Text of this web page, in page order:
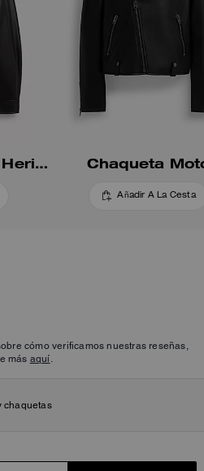
Chaqueta Blouson Heritage C Recortada Chaqueta
Añadir A La Cesta
cómo verificamos nuestras reseñas,
más aquí
chaquetas